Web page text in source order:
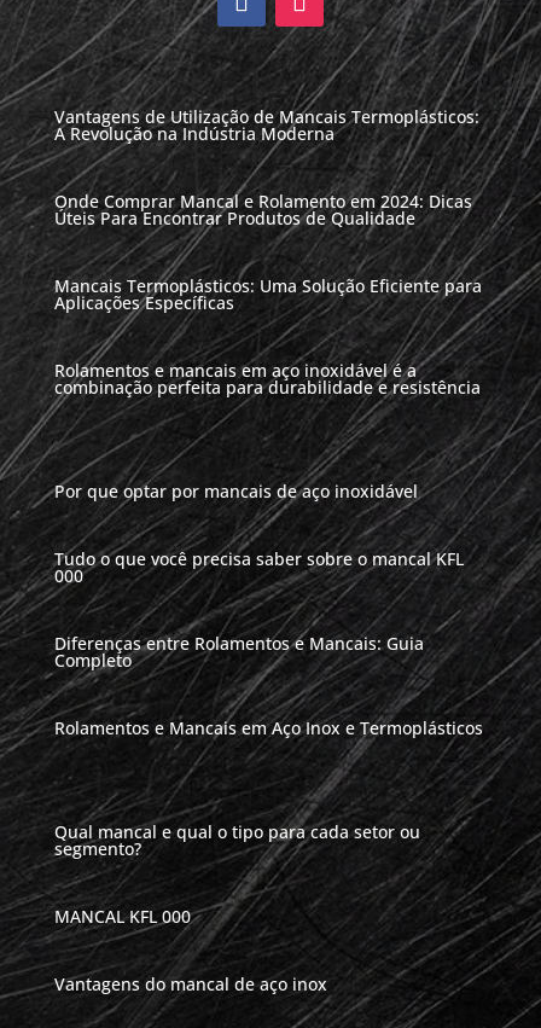
Vantagens de Utilização de Mancais Termoplásticos:
A Revolução na Indústria Moderna
Onde Comprar Mancal e Rolamento em 2024: Dicas
Úteis Para Encontrar Produtos de Qualidade
Mancais Termoplásticos: Uma Solução Eficiente para
Aplicações Específicas
Rolamentos e mancais em aço inoxidável é a
combinação perfeita para durabilidade e resistência
Por que optar por mancais de aço inoxidável
Tudo o que você precisa saber sobre o mancal KFL
000
Diferenças entre Rolamentos e Mancais: Guia
Completo
Rolamentos e Mancais em Aço Inox e Termoplásticos
Qual mancal e qual o tipo para cada setor ou
segmento?
MANCAL KFL 000
Vantagens do mancal de aço inox